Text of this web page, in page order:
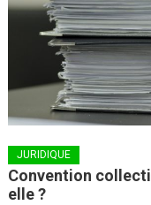
JURIDIQUE
Convention
elle ?